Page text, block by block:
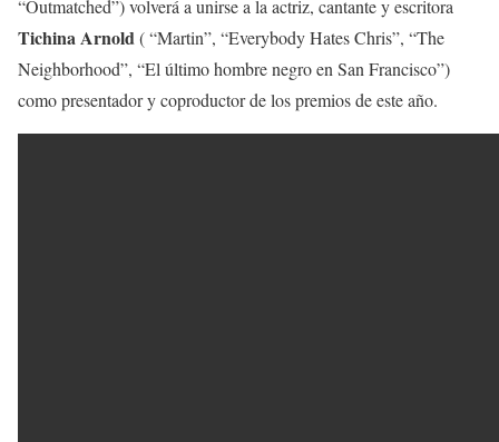
“Outmatched”) volverá a unirse a la actriz, cantante y escritora
Tichina Arnold( “Martin”, “Everybody Hates Chris”, “The
Neighborhood”, “El último hombre negro en San Francisco”)
como presentador y coproductor de los premios de este año.